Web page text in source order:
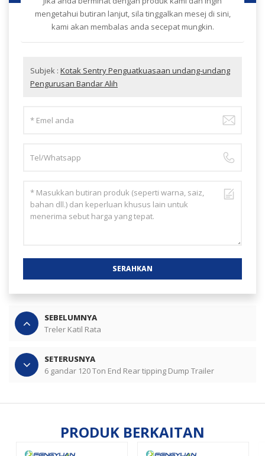
mengetahui butiran lanjut, sila tinggalkan mesej di sini,
kami akan membalas anda secepat mungkin.
Subjek : Kotak Sentry Penguatkuasaan undang-undang
Pengurusan Bandar Alih
SERAHKAN
SEBELUMNYA
Treler Katil Rata
SETERUSNYA
6 gandar 120 Ton End Rear tipping Dump Trailer
PRODUK BERKAITAN